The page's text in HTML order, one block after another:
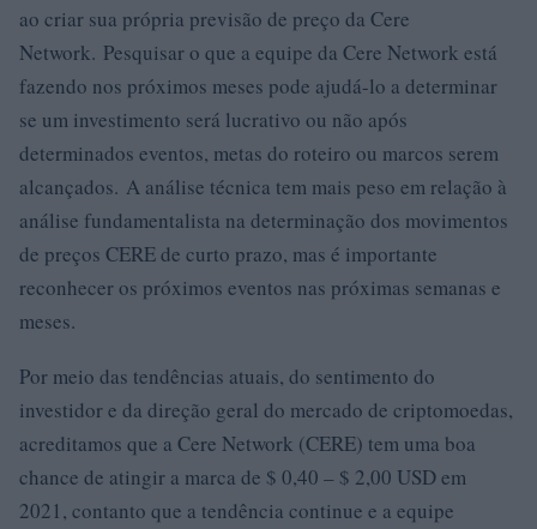
ao criar sua própria previsão de preço da Cere
Network. Pesquisar o que a equipe da Cere Network está
fazendo nos próximos meses pode ajudá-lo a determinar
se um investimento será lucrativo ou não após
determinados eventos, metas do roteiro ou marcos serem
alcançados. A análise técnica tem mais peso em relação à
análise fundamentalista na determinação dos movimentos
de preços CERE de curto prazo, mas é importante
reconhecer os próximos eventos nas próximas semanas e
meses.
Por meio das tendências atuais, do sentimento do
investidor e da direção geral do mercado de criptomoedas,
acreditamos que a Cere Network (CERE) tem uma boa
chance de atingir a marca de $ 0,40 – $ 2,00 USD em
2021, contanto que a tendência continue e a equipe